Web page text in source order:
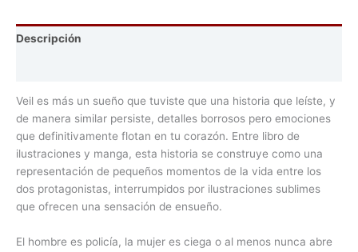
Descripción
Veil es más un sueño que tuviste que una historia que leíste, y
de manera similar persiste, detalles borrosos pero emociones
que definitivamente flotan en tu corazón. Entre libro de
ilustraciones y manga, esta historia se construye como una
representación de pequeños momentos de la vida entre los
dos protagonistas, interrumpidos por ilustraciones sublimes
que ofrecen una sensación de ensueño.
El hombre es policía, la mujer es ciega o al menos nunca abre